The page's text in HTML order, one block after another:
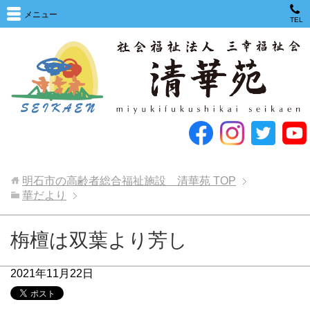
メニュー
TEL
明石市の高齢者総合福祉施設 清華苑 TOP
華だより
栴檀は双葉より芳し
2021年11月22日